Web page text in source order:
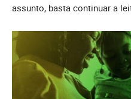
assunto, basta continuar a